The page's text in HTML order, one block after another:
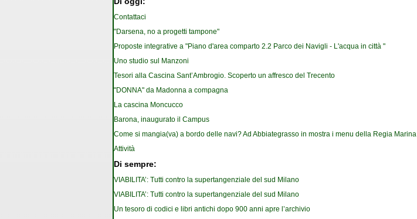
Contattaci
"Darsena, no a progetti tampone"
Proposte integrative a "Piano d'area comparto 2.2 Parco dei Navigli - L'acqua in città "
Uno studio sul Manzoni
Tesori alla Cascina Sant’Ambrogio. Scoperto un affresco del Trecento
"DONNA" da Madonna a compagna
La cascina Moncucco
Barona, inaugurato il Campus
Come si mangia(va) a bordo delle navi? Ad Abbiategrasso in mostra i menu della Regia Marina
Attività
Di sempre:
VIABILITA’: Tutti contro la supertangenziale del sud Milano
VIABILITA’: Tutti contro la supertangenziale del sud Milano
Un tesoro di codici e libri antichi dopo 900 anni apre l’archivio